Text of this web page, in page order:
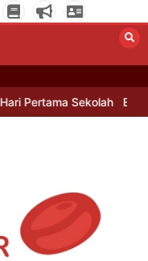
Pertama Sekolah Bina